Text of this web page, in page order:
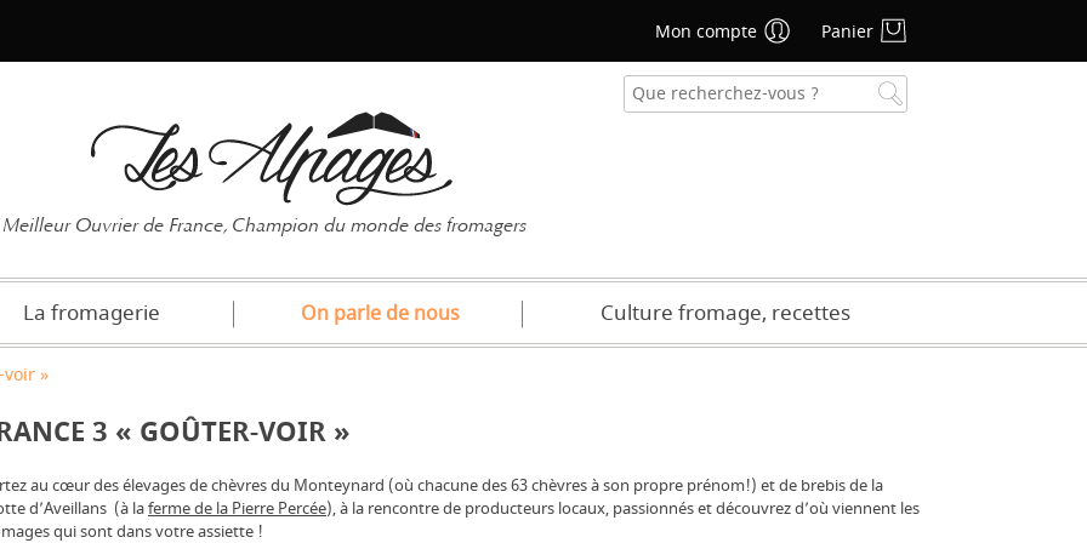
Meilleur Ouvrier de France, Champion du monde des fromagers
La fromagerie On parle de nous Culture fromage, recettes
voir »
3 « GOÛTER-VOIR »
au cœur des élevages de chèvres du Monteynard (où chacune des 63 chèvres à son propre prénom!) et de brebis de la
d’Aveillans (à laferme de la Pierre Percée), à la rencontre de producteurs locaux, passionnés et découvrez d’où viennent les
qui sont dans votre assiette !
Mon compte Panier